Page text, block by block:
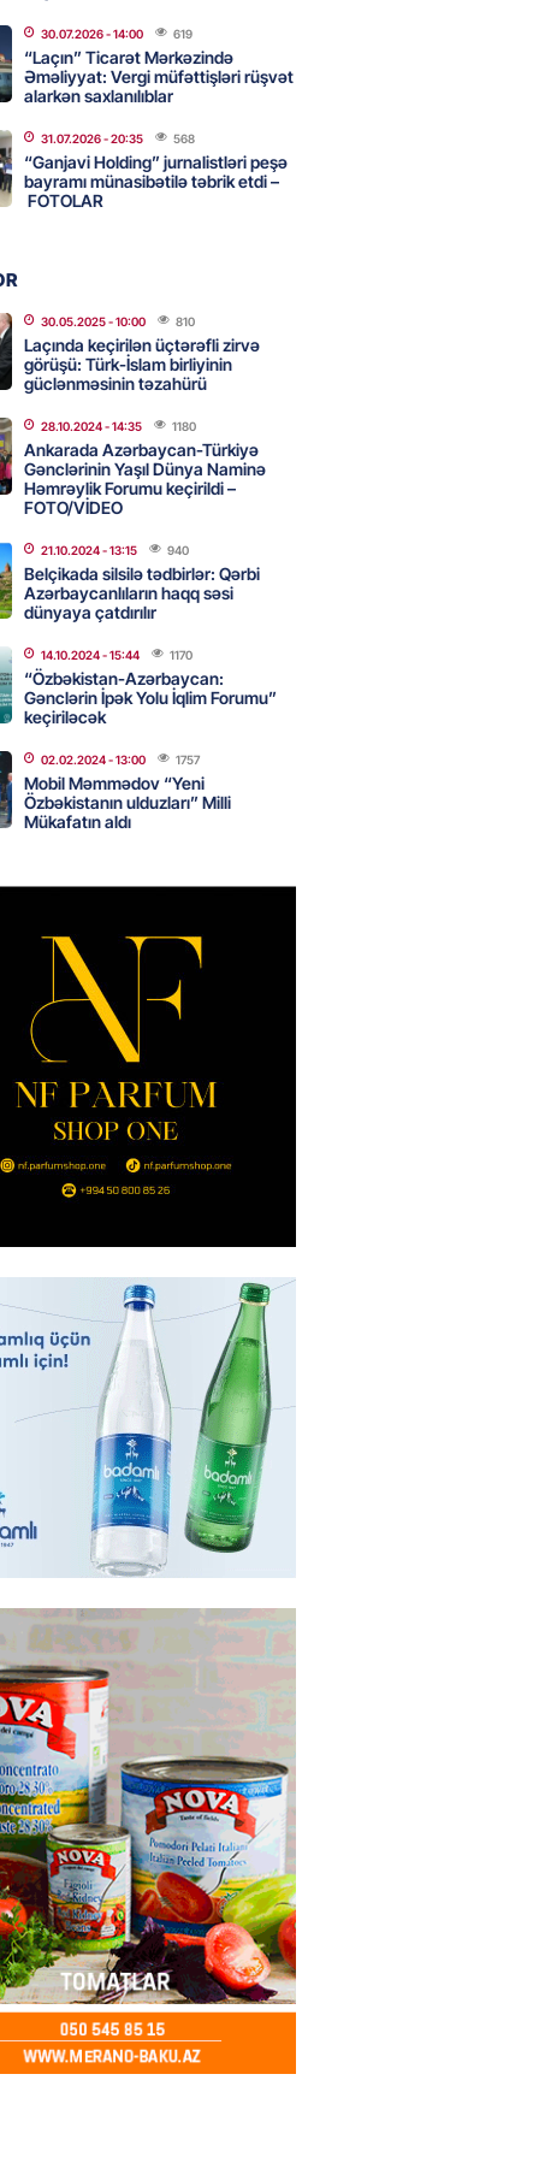
- 16:45
nin ilk qadın generalı oldu
- 16:30 199
diqqətinə: Kirayə
- 16:15
Suriyanın xarici işlər
görüşəcək
- 16:00 120
ondan narazıdır
- 15:45
İNSİDENT: mollanı
olundu
- 15:30
musiqi terapevti
unudulmaz sənət gecəsinə
– FOTO
- 15:00
Hacıyev: Azərbaycan ərazisini
qarşı istifadəyə imkan
- 14:45 85
mənzil almaq istəyənlər
imkanları var?
84
ofisi Pezeşkianın istefası
iddiaları təkzib etdi
116
bu canlıların hücumu başlayıb?
narahatlıq yaratdı: FOTO
- 14:00 98
VƏ MÜAVİNƏTLƏR
ARTIRILACAQ? – Mühüm
- 13:45 139
yağış yağacaq
- 13:30 106
30.07.2026- 14:00 619
“Laçın” Ticarət Mərkəzində
Əməliyyat: Vergi müfəttişləri rüşvət
alarkən saxlanılıblar
31.07.2026- 20:35 568
“Ganjavi Holding” jurnalistləri peşə
bayramı münasibətilə təbrik etdi –
FOTOLAR
30.05.2025- 10:00 810
Laçında keçirilən üçtərəfli zirvə
görüşü: Türk-İslam birliyinin
güclənməsinin təzahürü
28.10.2024- 14:35 1180
Ankarada Azərbaycan-Türkiyə
Gənclərinin Yaşıl Dünya Naminə
Həmrəylik Forumu keçirildi –
FOTO/VİDEO
21.10.2024- 13:15 940
Belçikada silsilə tədbirlər: Qərbi
Azərbaycanlıların haqq səsi
dünyaya çatdırılır
14.10.2024- 15:44 1170
“Özbəkistan-Azərbaycan:
Gənclərin İpək Yolu İqlim Forumu”
keçiriləcək
02.02.2024- 13:00 1757
Mobil Məmmədov “Yeni
Özbəkistanın ulduzları” Milli
Mükafatın aldı